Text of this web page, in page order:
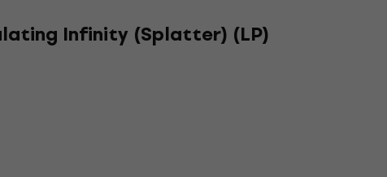
Infinity (Splatter) (LP)